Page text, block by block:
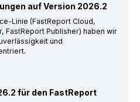
auf Version 2026.2
Linie (FastReport Cloud,
FastReport Publisher) haben wir
und
für den FastReport